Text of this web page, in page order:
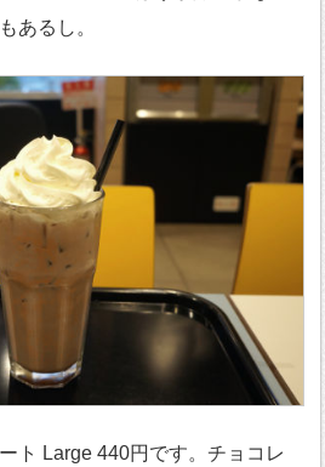
あるし。
ト Large 440円です。チョコレ